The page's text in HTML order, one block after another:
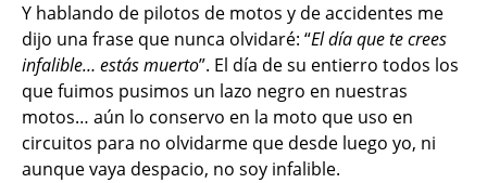
Y hablando de pilotos de motos y de accidentes me
dijo una frase que nunca olvidaré: “El día que te crees
infalible… estás muerto”. El día de su entierro todos los
que fuimos pusimos un lazo negro en nuestras
motos… aún lo conservo en la moto que uso en
circuitos para no olvidarme que desde luego yo, ni
aunque vaya despacio, no soy infalible.